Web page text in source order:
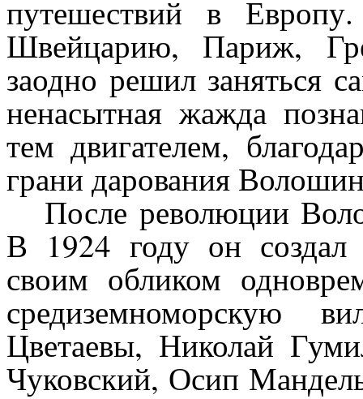
путешествий в
Швейцарию, Париж,
заодно решил заняться
ненасытная жажда
тем двигателем,
грани дарования
После революции
В 1924 году он
своим обликом
средиземноморскую
Цветаевы, Николай
Чуковский, Осип